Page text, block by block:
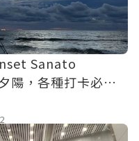
Sanato
陽，各種打卡必拍
購買名產伴手
買小物都在這裡!